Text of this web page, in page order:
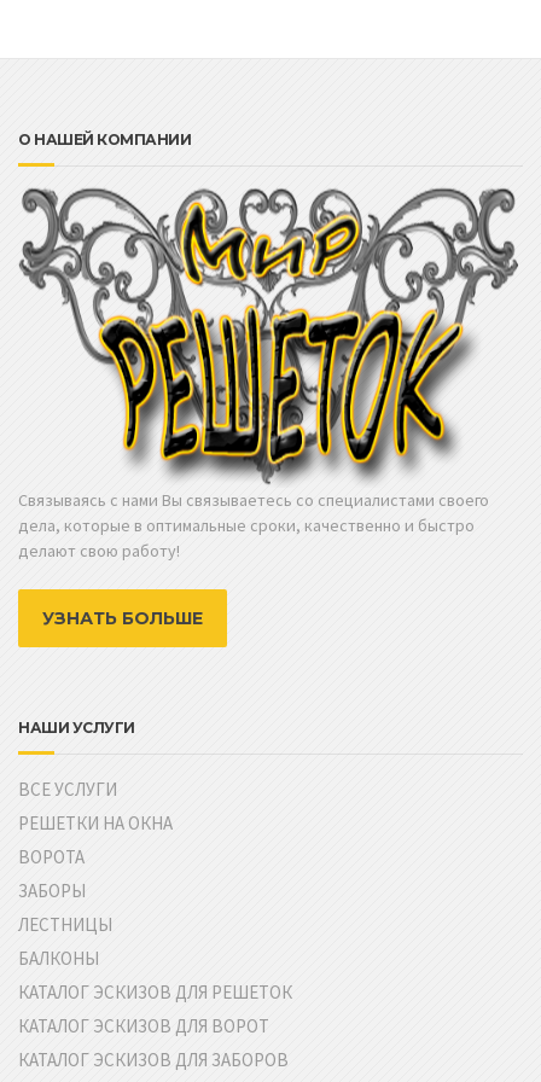
О НАШЕЙ КОМПАНИИ
Связываясь с нами Вы связываетесь со специалистами своего
дела, которые в оптимальные сроки, качественно и быстро
делают свою работу!
УЗНАТЬ БОЛЬШЕ
НАШИ УСЛУГИ
ВСЕ УСЛУГИ
РЕШЕТКИ НА ОКНА
ВОРОТА
ЗАБОРЫ
ЛЕСТНИЦЫ
БАЛКОНЫ
КАТАЛОГ ЭСКИЗОВ ДЛЯ РЕШЕТОК
КАТАЛОГ ЭСКИЗОВ ДЛЯ ВОРОТ
КАТАЛОГ ЭСКИЗОВ ДЛЯ ЗАБОРОВ